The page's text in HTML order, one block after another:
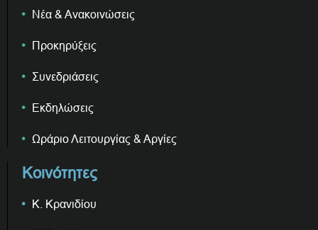
Νέα & Ανακοινώσεις
Προκηρύξεις
Συνεδριάσεις
Εκδηλώσεις
Ωράριο Λειτουργίας & Αργίες
Κοινότητες
Κ. Κρανιδίου